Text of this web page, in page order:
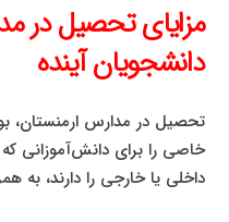
مزایای تحصیل در
دانشجویان آینده
تحصیل در مدارس ارمنستان،
خاصی را برای دانش‌آموزانی
داخلی یا خارجی را دارند، به